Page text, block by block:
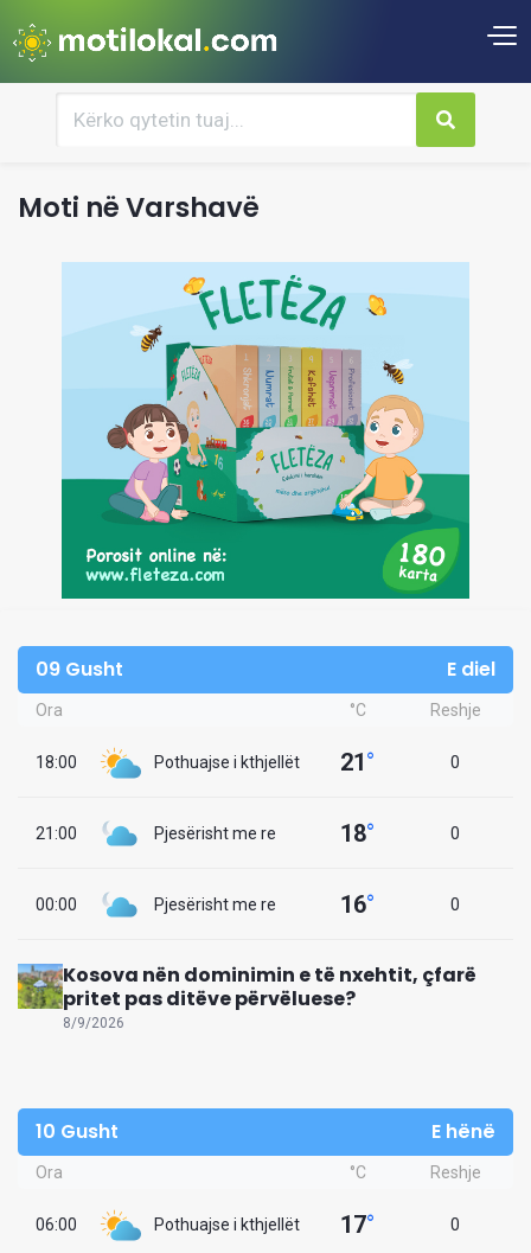
Moti në Varshavë
09 Gusht E diel
Ora °C Reshje
18:00 Pothuajse i kthjellët 21° 0
21:00 Pjesërisht me re 18° 0
00:00 Pjesërisht me re 16° 0
Kosova nën dominimin e të nxehtit, çfarë
pritet pas ditëve përvëluese?
8/9/2026
10 Gusht E hënë
Ora °C Reshje
06:00 Pothuajse i kthjellët 17° 0